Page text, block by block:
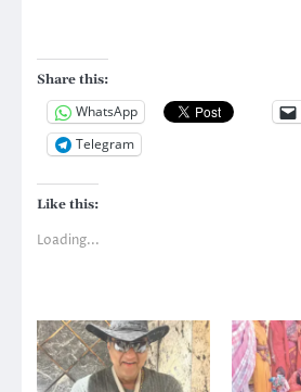
Share this:
WhatsApp
Telegram
Like this:
Loading...